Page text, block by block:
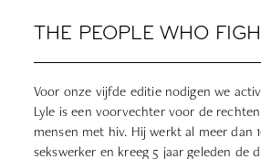
THE PEOPLE WHO
Voor onze vijfde editie nodigen we
Lyle is een voorvechter voor de
mensen met hiv. Hij werkt al meer dan
sekswerker en kreeg 5 jaar geleden de